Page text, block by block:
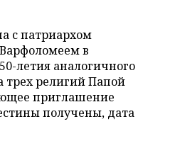
с патриархом
в
летия аналогичного
трех религий Папой
приглашение
получены, дата